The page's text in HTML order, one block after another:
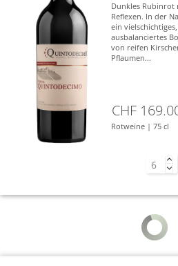
Dunkles
Reflexen. In der
ein
ausbalanciertes
von reifen
Pflaumen...
CHF
Rotweine | 75 cl